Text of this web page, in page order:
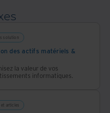
solution
des actifs matériels &
la valeur de vos
informatiques.
et articles